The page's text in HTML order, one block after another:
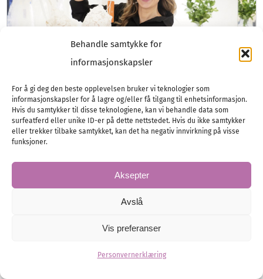
Behandle samtykke for
informasjonskapsler
For å gi deg den beste opplevelsen bruker vi teknologier som
informasjonskapsler for å lagre og/eller få tilgang til enhetsinformasjon.
Hvis du samtykker til disse teknologiene, kan vi behandle data som
surfeatferd eller unike ID-er på dette nettstedet. Hvis du ikke samtykker
eller trekker tilbake samtykket, kan det ha negativ innvirkning på visse
funksjoner.
Aksepter
Avslå
Vis preferanser
Personvernerklæring
Chérie Brud
brudekjolen! I vår nye brudesalong midt i
vakre Ålesund sentrum, gleder vi…